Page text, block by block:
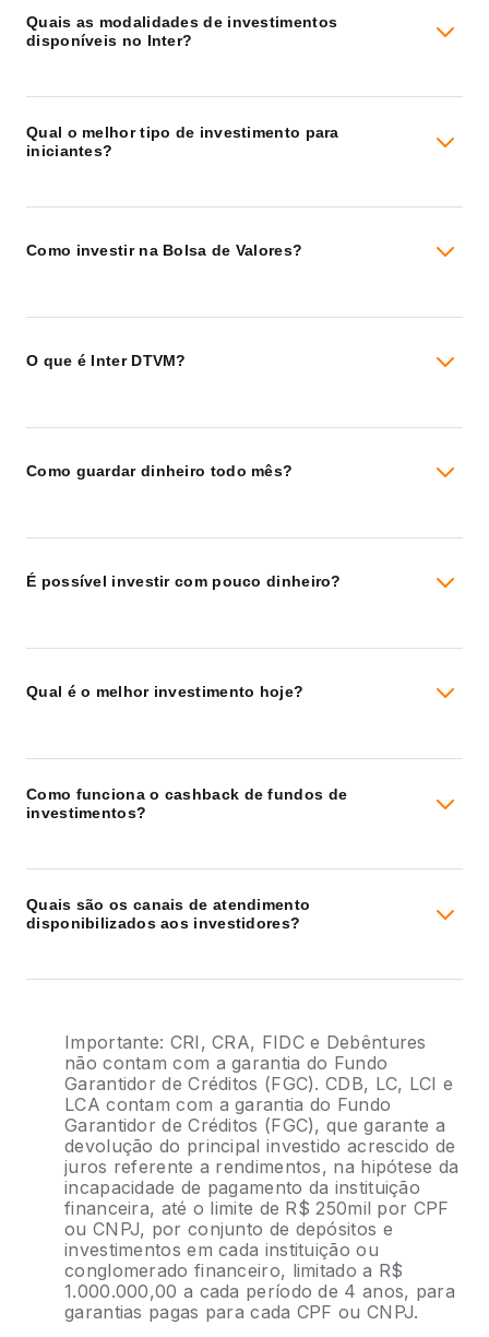
Quais as modalidades de investimentos
disponíveis no Inter?
Qual o melhor tipo de investimento para
iniciantes?
Como investir na Bolsa de Valores?
O que é Inter DTVM?
Como guardar dinheiro todo mês?
É possível investir com pouco dinheiro?
Qual é o melhor investimento hoje?
Como funciona o cashback de fundos de
investimentos?
Quais são os canais de atendimento
disponibilizados aos investidores?
Importante: CRI, CRA, FIDC e Debêntures
não contam com a garantia do Fundo
Garantidor de Créditos (FGC). CDB, LC, LCI e
LCA contam com a garantia do Fundo
Garantidor de Créditos (FGC), que garante a
devolução do principal investido acrescido de
juros referente a rendimentos, na hipótese da
incapacidade de pagamento da instituição
financeira, até o limite de R$ 250mil por CPF
ou CNPJ, por conjunto de depósitos e
investimentos em cada instituição ou
conglomerado financeiro, limitado a R$
1.000.000,00 a cada período de 4 anos, para
garantias pagas para cada CPF ou CNPJ.